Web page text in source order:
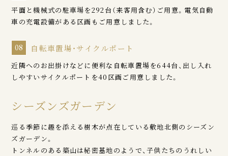
平面と機械式の駐車場を292台（来客用含む）ご用意。電気自動
車の充電設備がある区画もご用意しました。
08 自転車置場・サイクルポート
近隣へのお出掛けなどに便利な自転車置場を644台、出し入れ
しやすいサイクルポートを40区画ご用意しました。
シーズンズガーデン
巡る季節に趣を添える樹木が点在している敷地北側のシーズン
ズガーデン。
トンネルのある築山は秘密基地のようで、子供たちのうれしい